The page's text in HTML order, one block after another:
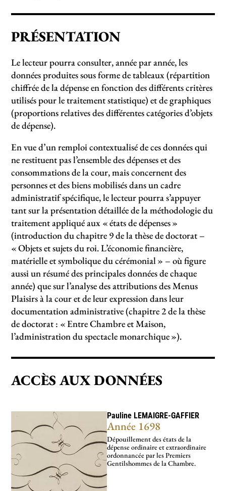
PRÉSENTATION
Le lecteur pourra consulter, année par année, les
données produites sous forme de tableaux (répartition
chiffrée de la dépense en fonction des différents critères
utilisés pour le traitement statistique) et de graphiques
(proportions relatives des différentes catégories d’objets
de dépense).
En vue d’un remploi contextualisé de ces données qui
ne restituent pas l’ensemble des dépenses et des
consommations de la cour, mais concernent des
personnes et des biens mobilisés dans un cadre
administratif spécifique, le lecteur pourra s’appuyer
tant sur la présentation détaillée de la méthodologie du
traitement appliqué aux «états de dépenses»
(introduction du chapitre 9 de la thèse de doctorat –
«Objets et sujets du roi. L’économie financière,
matérielle et symbolique du cérémonial» – où figure
aussi un résumé des principales données de chaque
année) que sur l’analyse des attributions des Menus
Plaisirs à la cour et de leur expression dans leur
documentation administrative (chapitre 2 de la thèse
de doctorat : «Entre Chambre et Maison,
l’administration du spectacle monarchique»).
ACCÈS AUX DONNÉES
Pauline LEMAIGRE-GAFFIER
Année 1698
Dépouillement des états de la
dépense ordinaire et extraordinaire
ordonnancée par les Premiers
Gentilshommes de la Chambre.